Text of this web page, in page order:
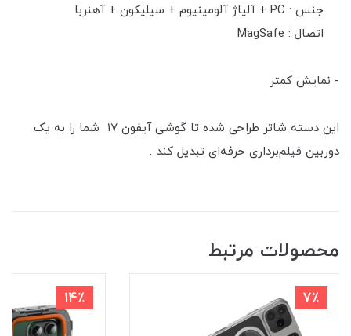
جنس : PC + آلیاژ آلومینیوم + سیلیکون + آهنربا
اتصال : MagSafe
- نمایش کمتر
این دسته شاتر طراحی شده تا گوشی آیفون 17 شما را به یک
دوربین فیلم‌برداری حرفه‌ای تبدیل کند .
محصولات مرتبط
7٪ 14٪